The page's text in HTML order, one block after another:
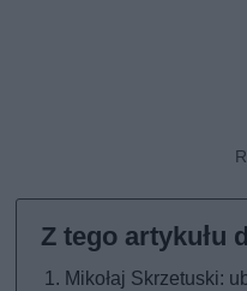
Mikołaj Skrzetuski: